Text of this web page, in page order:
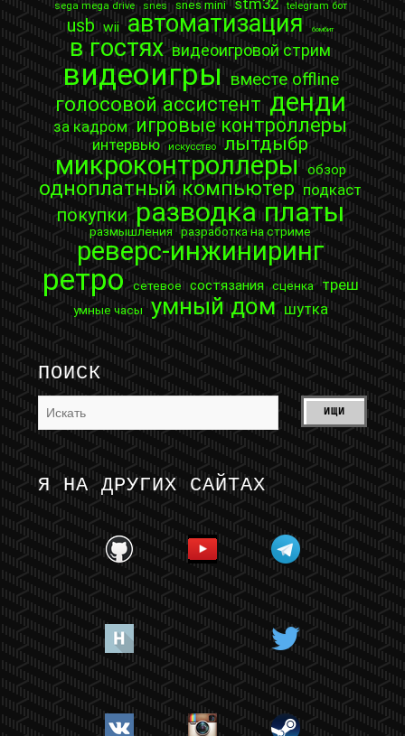
sega mega drive snes snes mini stm32 telegram бот
usb wii автоматизация бомбит
в гостях видеоигровой стрим
видеоигры вместе offline
голосовой ассистент денди
за кадром игровые контроллеры
интервью искусство лытдыбр
микроконтроллеры обзор
одноплатный компьютер подкаст
покупки разводка платы
размышления разработка на стриме
реверс-инжиниринг
ретро сетевое состязания сценка треш
умные часы умный дом шутка
ПОИСК
Я НА ДРУГИХ САЙТАХ